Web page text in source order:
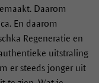
Daarom
En daarom
Regeneratie en
uitstraling
er steeds jonger uit